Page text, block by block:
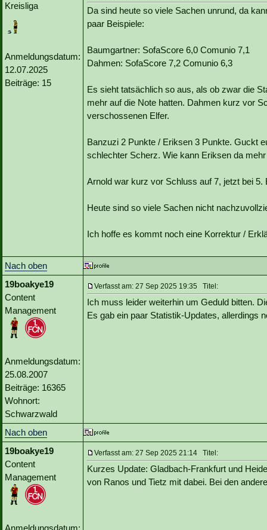
Kreisliga
Anmeldungsdatum:
12.07.2025
Beiträge: 15
Da sind heute so viele Sachen unrund, da
paar Beispiele:
Baumgartner: SofaScore 6,0 Comunio 7,1
Dahmen: SofaScore 7,2 Comunio 6,3
Es sieht tatsächlich so aus, als ob zwar die
mehr auf die Note hatten. Dahmen kurz vor
verschossenen Elfer.
Banzuzi 2 Punkte / Eriksen 3 Punkte. Guckt
schlechter Scherz. Wie kann Eriksen da
Arnold war kurz vor Schluss auf 7, jetzt bei 5.
Heute sind so viele Sachen nicht
Ich hoffe es kommt noch eine Korrektur /
Nach oben
19boakye19
Content
Management
Anmeldungsdatum:
25.08.2007
Beiträge: 16365
Wohnort:
Schwarzwald
Verfasst am: 27 Sep 2025 19:35 Titel:
Ich muss leider weiterhin um Geduld bitten.
Es gab ein paar Statistik-Updates, allerdings
Nach oben
19boakye19
Content
Management
Verfasst am: 27 Sep 2025 21:14 Titel:
Kurzes Update: Gladbach-Frankfurt und
von Ranos und Tietz mit dabei. Bei den